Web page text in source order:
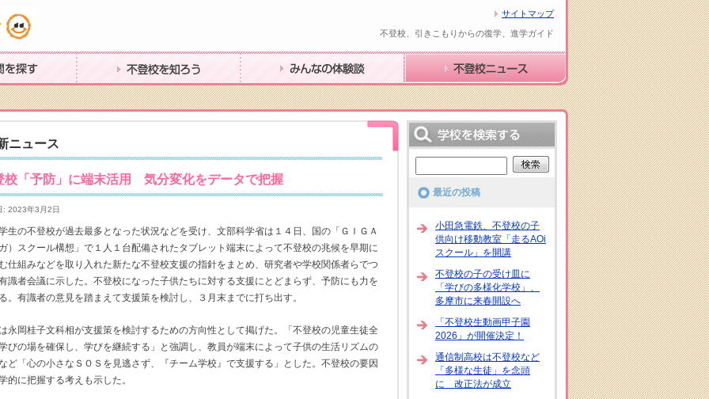
サイトマップ
不登校、引きこもりからの復学、進学ガイド
不登校を知ろう みんなの体験談 不登校ニュース
ニュース
校「予防」に端末活用 気分変化をデータで把握
: 2023年3月2日
生の不登校が過去最多となった状況などを受け、文部科学省は１４日、国の「ＧＩＧＡ
）スクール構想」で１人１台配備されたタブレット端末によって不登校の兆候を早期に
仕組みなどを取り入れた新たな不登校支援の指針をまとめ、研究者や学校関係者らでつ
識者会議に示した。不登校になった子供たちに対する支援にとどまらず、予防にも力を
。有識者の意見を踏まえて支援策を検討し、３月末までに打ち出す。
永岡桂子文科相が支援策を検討するための方向性として掲げた。「不登校の児童生徒全
びの場を確保し、学びを継続する」と強調し、教員が端末によって子供の生活リズムの
ど「心の小さなＳＯＳを見逃さず、『チーム学校』で支援する」とした。不登校の要因
的に把握する考えも示した。
最近の投稿
小田急電鉄、不登校の子
供向け移動教室「走るAOi
スクール」を開講
不登校の子の受け皿に
「学びの多様化学校」、
多摩市に来春開設へ
「不登校生動画甲子園
2026」が開催決定！
通信制高校は不登校など
「多様な生徒」を念頭
に 改正法が成立